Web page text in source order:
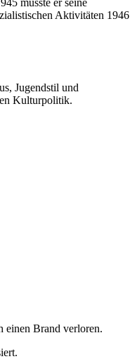
musste er seine
Aktivitäten 1946
Jugendstil und
Kulturpolitik.
einen Brand verloren.